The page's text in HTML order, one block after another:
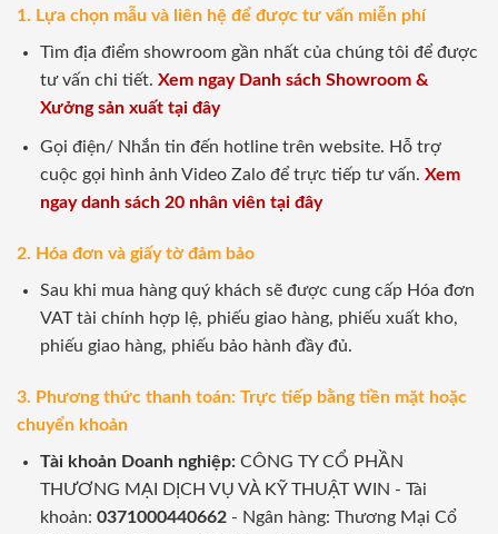
1. Lựa chọn mẫu và liên hệ để được tư vấn miễn phí
Tìm địa điểm showroom gần nhất của chúng tôi để được
tư vấn chi tiết. Xem ngay Danh sách Showroom &
Xưởng sản xuất tại đây
Gọi điện/ Nhắn tin đến hotline trên website. Hỗ trợ
cuộc gọi hình ảnh Video Zalo để trực tiếp tư vấn. Xem
ngay danh sách 20 nhân viên tại đây
2. Hóa đơn và giấy tờ đảm bảo
Sau khi mua hàng quý khách sẽ được cung cấp Hóa đơn
VAT tài chính hợp lệ, phiếu giao hàng, phiếu xuất kho,
phiếu giao hàng, phiếu bảo hành đầy đủ.
3. Phương thức thanh toán: Trực tiếp bằng tiền mặt hoặc
chuyển khoản
Tài khoản Doanh nghiệp:CÔNG TY CỔ PHẦN
THƯƠNG MẠI DỊCH VỤ VÀ KỸ THUẬT WIN - Tài
khoản: 0371000440662- Ngân hàng: Thương Mại Cổ